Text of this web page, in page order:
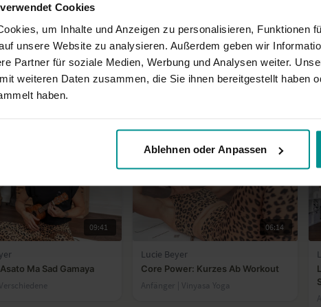
Cookies
um Inhalte und Anzeigen zu personalisieren, Funktionen
unsere Website zu analysieren. Außerdem geben wir
Partner für soziale Medien, Werbung und Analysen weiter.
weiteren Daten zusammen, die Sie ihnen bereitgestellt haben
haben.
Ablehnen oder Anpassen
8 45:28
Lucie Beyer
Namasté & Kaffee – Dein Yoga-
09:41
Ma Sad Gamaya
06:14
Lucie Beyer
Core Power: Kurzes Ab Workout
Anfänger | Vinyasa Yoga